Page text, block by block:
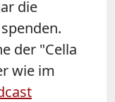
die
der "Cella
wie im